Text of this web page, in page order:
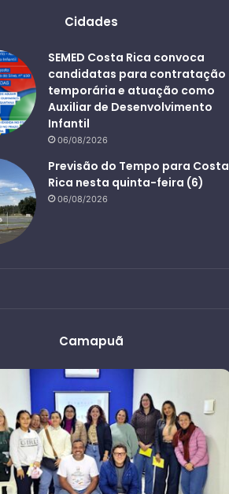
Cidades
SEMED Costa Rica convoca
candidatas para contratação
temporária e atuação como
Auxiliar de Desenvolvimento
Infantil
06/08/2026
Previsão do Tempo para Costa
Rica nesta quinta-feira (6)
06/08/2026
Camapuã